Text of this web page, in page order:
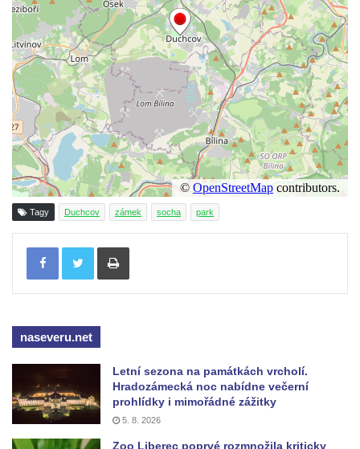
Pamětní deska na biskupské rezidenci v
Českých Budějovicích
Pamětní deska Josefa Hloucha na
biskupské rezidenci v Českých
Budějovicích
Socha žáby u rybníčku na Náměstí v
Kamenném Újezdě
Pamětní kámen družebních obcí Kamenný
Újezd a Krauchthal v parku na Náměstí v
Kamenném Újezdě
Socha na náměstí J. V. Kamarýta ve
Velešíně
Pomník J. V. Kamarýta v Krumlovské ulici ve
vstupu do poutního místa Římov
Plastika Koule v Gutenbergově ulici v
Liberci
Pamětní deska Vojtěcha Kocmicha na
Tagy Duchcov zámek socha park
Tisknout
naseveru.net
Letní sezona na památkách vrcholí.
Hradozámecká noc nabídne večerní
prohlídky i mimořádné zážitky
5. 8. 2026
Zoo Liberec poprvé rozmnožila kriticky